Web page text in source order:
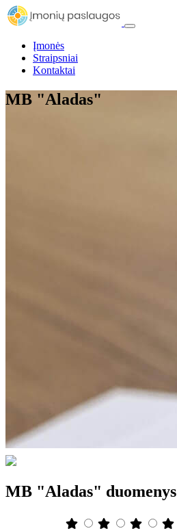
Įmonės
Straipsniai
Kontaktai
MB "Aladas"
MB "Aladas" duomenys